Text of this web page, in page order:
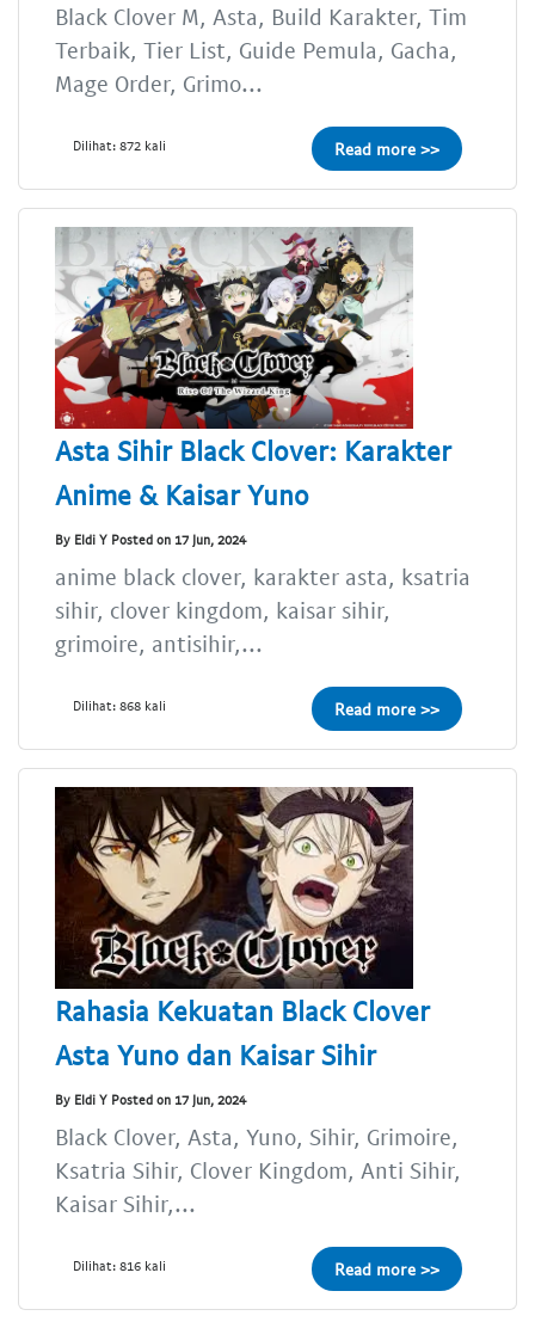
Black Clover M, Asta, Build Karakter, Tim
Terbaik, Tier List, Guide Pemula, Gacha,
Mage Order, Grimo...
Dilihat: 872 kali Read more >>
Asta Sihir Black Clover: Karakter
Anime & Kaisar Yuno
By Eldi Y Posted on 17 Jun, 2024
anime black clover, karakter asta, ksatria
sihir, clover kingdom, kaisar sihir,
grimoire, antisihir,...
Dilihat: 868 kali Read more >>
Rahasia Kekuatan Black Clover
Asta Yuno dan Kaisar Sihir
By Eldi Y Posted on 17 Jun, 2024
Black Clover, Asta, Yuno, Sihir, Grimoire,
Ksatria Sihir, Clover Kingdom, Anti Sihir,
Kaisar Sihir,...
Dilihat: 816 kali Read more >>